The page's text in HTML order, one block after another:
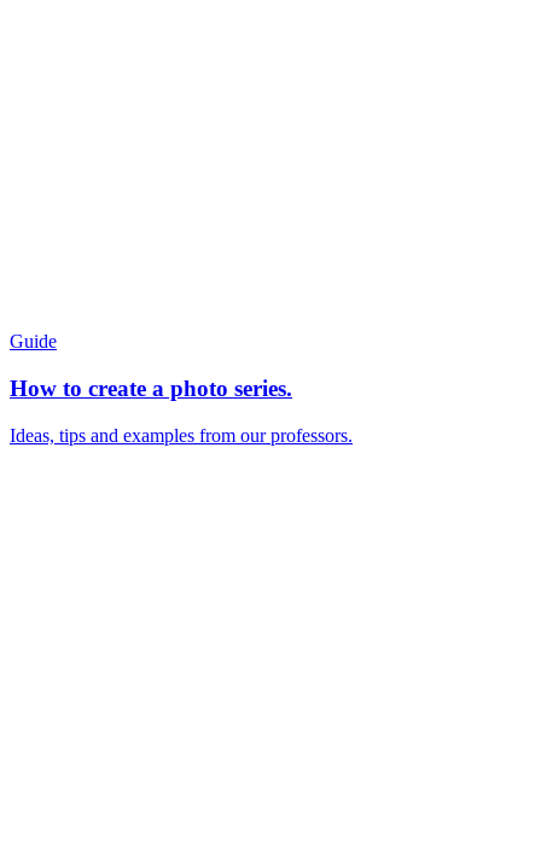
Guide
How to create a photo series.
Ideas, tips and examples from our professors.